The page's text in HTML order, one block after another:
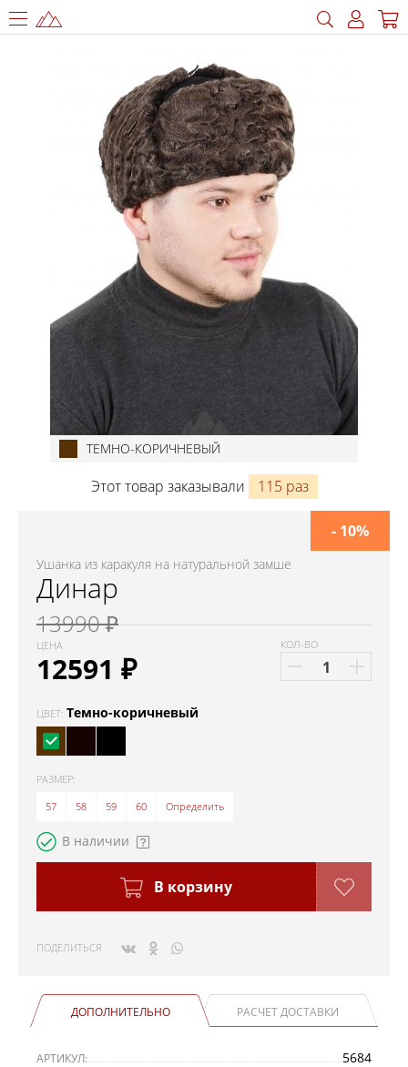
ТЕМНО-КОРИЧНЕВЫЙ
Этот товар заказывали 115 раз
Ушанка из каракуля на натуральной замше
Динар
13990 ₽
ЦЕНА
12591 ₽
- 10%
КОЛ-ВО
ЦВЕТ: Темно-коричневый
РАЗМЕР:
57
58 59 60 Определить
В наличии
В корзину
ПОДЕЛИТЬСЯ
ДОПОЛНИТЕЛЬНО РАСЧЕТ ДОСТАВКИ
АРТИКУЛ: 5684